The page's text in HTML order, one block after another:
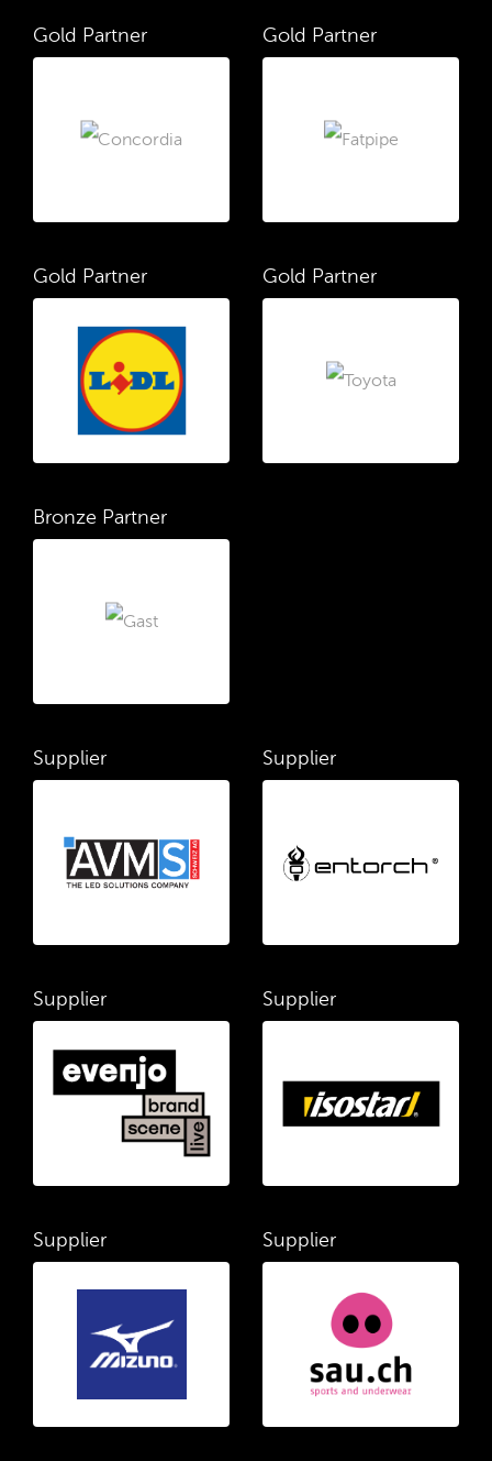
Gold Partner Gold Partner
Gold Partner Gold Partner
Bronze Partner
Supplier Supplier
Supplier Supplier
Supplier Supplier